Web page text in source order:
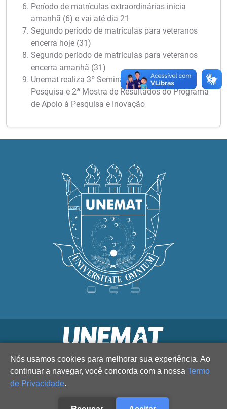
Período de matrículas extraordinárias inicia
amanhã (6) e vai até dia 21
Segundo período de matrículas para veteranos
encerra hoje (31)
Segundo período de matrículas para veteranos
encerra amanhã (31)
Unemat realiza 3º Seminário Meio Termo de
Pesquisa e 2ª Mostra de Resultados do Programa
de Apoio à Pesquisa e Inovação
Nós usamos cookies para melhorar sua experiência. Ao
continuar a navegar, você concorda com a nossa Termo
de Privacidade.